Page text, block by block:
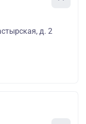
д. 2